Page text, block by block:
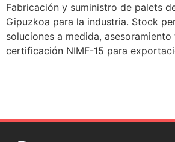
Fabricación y suministro de palets
Gipuzkoa para la industria. Stock
soluciones a medida,
certificación NIMF-15 para